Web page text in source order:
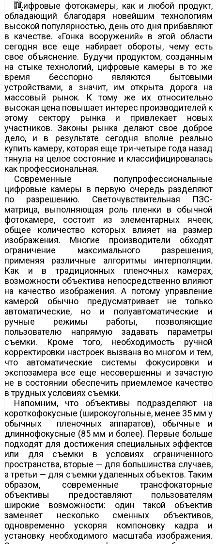
ифровые фотокамеры, как и любой продукт,
обладающий благодаря новейшим технологиям
высокой популярностью, день ото дня прибавляют
в качестве. «Гонка вооружений» в этой области
сегодня все еще набирает обороты, чему есть
свое объяснение. Будучи продуктом, созданным
на стыке технологий, цифровые камеры в то же
время бесспорно являются бытовыми
устройствами, а значит, им открыта дорога на
массовый рынок. К тому же их относительно
высокая цена повышает интерес производителей к
этому сектору рынка и привлекает новых
участников. Законы рынка делают свое доброе
дело, и в результате сегодня вполне реально
купить камеру, которая еще три-четыре года назад
тянула на целое состояние и классифицировалась
как профессиональная.
Современные полупрофессиональные
цифровые камеры в первую очередь разделяют
по разрешению. Светочувствительная ПЗС-
матрица, выполняющая роль пленки в обычной
фотокамере, состоит из элементарных ячеек,
общее количество которых влияет на размер
изображения. Многие производители обходят
ограничение максимального разрешения,
применяя различные алгоритмы интерполяции.
Как и в традиционных пленочных камерах,
возможности объектива непосредственно влияют
на качество изображения. А потому управление
камерой обычно предусматривает не только
автоматические, но и полуавтоматические и
ручные режимы работы, позволяющие
пользователю напрямую задавать параметры
съемки. Кроме того, необходимость ручной
корректировки настроек вызвана во многом и тем,
что автоматические системы фокусировки и
экспозамера все еще несовершенны и зачастую
не в состоянии обеспечить приемлемое качество
в трудных условиях съемки.
Напомним, что объективы подразделяют на
короткофокусные (широкоугольные, менее 35 мм у
обычных пленочных аппаратов), обычные и
длиннофокусные (85 мм и более). Первые больше
подходят для достижения специальных эффектов
или для съемки в условиях ограниченного
пространства, вторые — для большинства случаев,
а третьи — для съемки удаленных объектов. Таким
образом, современные трансфокаторные
объективы предоставляют пользователям
широкие возможности: один такой объектив
заменяет несколько сменных объективов,
одновременно ускоряя компоновку кадра и
установку необходимого масштаба изображения.